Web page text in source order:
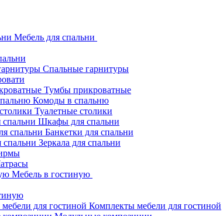
Мебель для спальни
Спальные гарнитуры
Тумбы прикроватные
Комоды в спальню
Туалетные столики
Шкафы для спальни
Банкетки для спальни
Зеркала для спальни
Мебель в гостиную
Комплекты мебели для гостиной